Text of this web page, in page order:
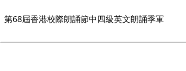
第68屆香港校際朗誦節中四級英文朗誦季軍